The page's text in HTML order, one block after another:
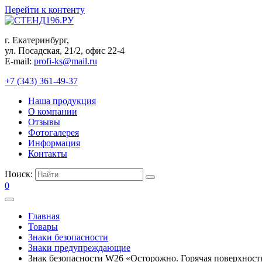
Перейти к контенту
г. Екатеринбург,
ул. Посадская, 21/2, офис 22-4
E-mail: profi-ks@mail.ru
+7 (343) 361-49-37
Наша продукция
О компании
Отзывы
Фотогалерея
Информация
Контакты
Поиск:
0
Главная
Товары
Знаки безопасности
Знаки предупреждающие
Знак безопасности W26 «Осторожно. Горячая